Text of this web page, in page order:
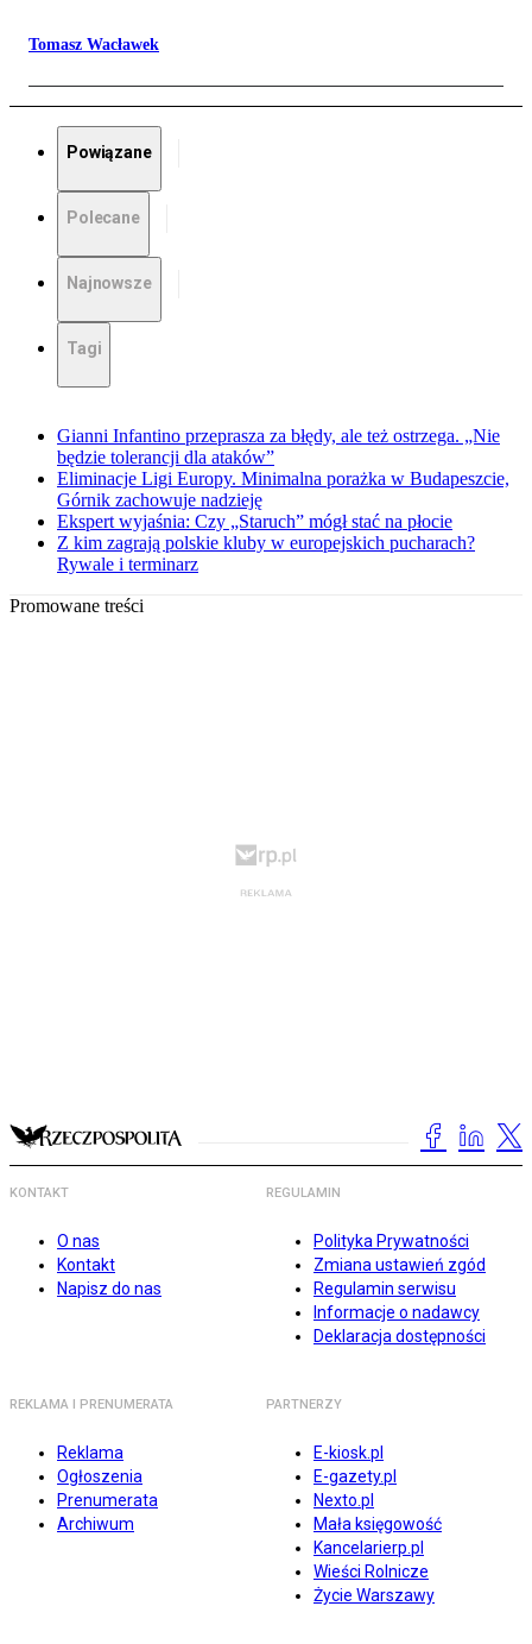
Tomasz Wacławek
Powiązane
Polecane
Najnowsze
Tagi
Gianni Infantino przeprasza za błędy, ale też ostrzega. „Nie
będzie tolerancji dla ataków”
Eliminacje Ligi Europy. Minimalna porażka w Budapeszcie,
Górnik zachowuje nadzieję
Ekspert wyjaśnia: Czy „Staruch” mógł stać na płocie
Z kim zagrają polskie kluby w europejskich pucharach?
Rywale i terminarz
Promowane treści
KONTAKT
O nas
Kontakt
Napisz do nas
REGULAMIN
Polityka Prywatności
Zmiana ustawień zgód
Regulamin serwisu
Informacje o nadawcy
Deklaracja dostępności
REKLAMA I PRENUMERATA
Reklama
Ogłoszenia
Prenumerata
Archiwum
PARTNERZY
E-kiosk.pl
E-gazety.pl
Nexto.pl
Mała księgowość
Kancelarierp.pl
Wieści Rolnicze
Życie Warszawy